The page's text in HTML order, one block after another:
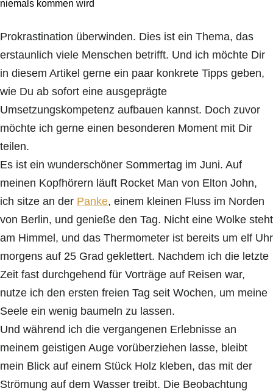
Prokrastination überwinden. Dies ist ein Thema, das
erstaunlich viele Menschen betrifft. Und ich möchte Dir
in diesem Artikel gerne ein paar konkrete Tipps geben,
wie Du ab sofort eine ausgeprägte
Umsetzungskompetenz aufbauen kannst. Doch zuvor
möchte ich gerne einen besonderen Moment mit Dir
teilen.
Es ist ein wunderschöner Sommertag im Juni. Auf
meinen Kopfhörern läuft Rocket Man von Elton John,
ich sitze an der Panke, einem kleinen Fluss im Norden
von Berlin, und genieße den Tag. Nicht eine Wolke steht
am Himmel, und das Thermometer ist bereits um elf Uhr
morgens auf 25 Grad geklettert. Nachdem ich die letzte
Zeit fast durchgehend für Vorträge auf Reisen war,
nutze ich den ersten freien Tag seit Wochen, um meine
Seele ein wenig baumeln zu lassen.
Und während ich die vergangenen Erlebnisse an
meinem geistigen Auge vorüberziehen lasse, bleibt
mein Blick auf einem Stück Holz kleben, das mit der
Strömung auf dem Wasser treibt. Die Beobachtung